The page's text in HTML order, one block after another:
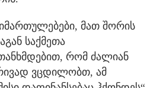
მათ შორის
საქმეთა
რომ ძალიან
ვცდილობთ, ამ